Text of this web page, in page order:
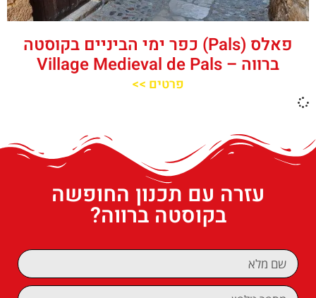
פאלס (Pals) כפר ימי הביניים בקוסטה
ברווה – ‪‪Village Medieval de Pals‬‬
פרטים >>
עזרה עם תכנון החופשה
בקוסטה ברווה?